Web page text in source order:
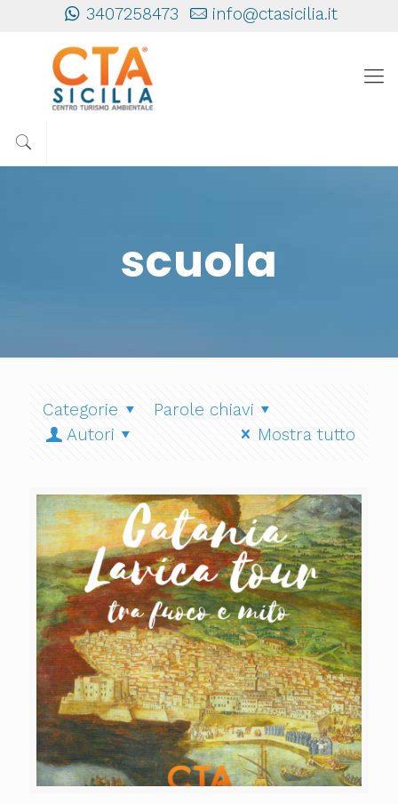
3407258473 info@ctasicilia.it
scuola
Categorie
Parole chiavi
Autori
Mostra tutto